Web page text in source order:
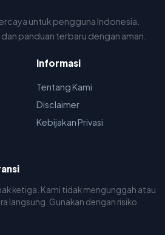
untuk pengguna Indonesia.
panduan terbaru dengan aman.
Informasi
Tentang Kami
Disclaimer
Kebijakan Privasi
ketiga. Kami tidak mengunggah atau
langsung. Gunakan dengan risiko